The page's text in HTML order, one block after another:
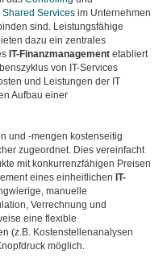
Shared Services im Unternehmen
sind. Leistungsfähige
dazu ein zentrales
IT-Finanzmanagement etabliert
von IT-Services
und Leistungen der IT
Aufbau einer
und -mengen kostenseitig
zugeordnet. Dies vereinfacht
mit konkurrenzfähigen Preisen
eines einheitlichen IT-
manuelle
Verrechnung und
eine flexible
(z.B. Kostenstellenanalysen
möglich.